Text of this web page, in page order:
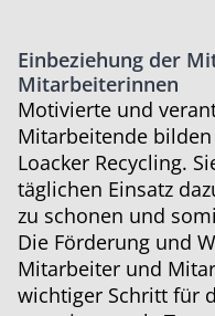
Einbeziehung der
Mitarbeiterinnen
Motivierte und
Mitarbeitende
Loacker Recycling.
täglichen Einsatz
zu schonen und
Die Förderung und
Mitarbeiter und
wichtiger Schritt für